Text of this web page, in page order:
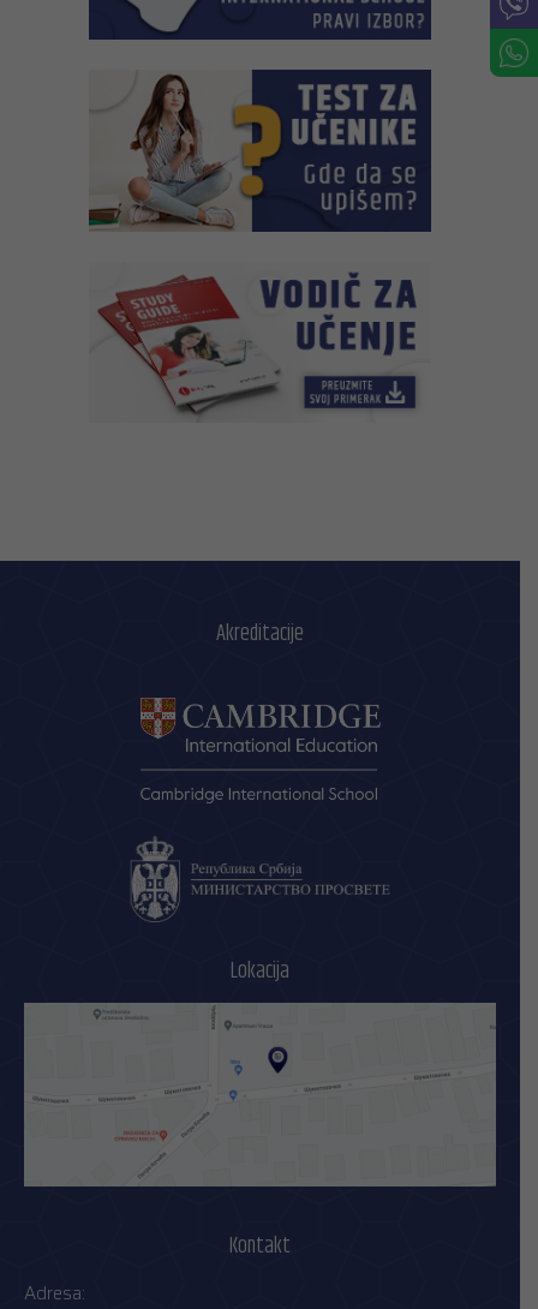
Akreditacije
Lokacija
Kontakt
Adresa: